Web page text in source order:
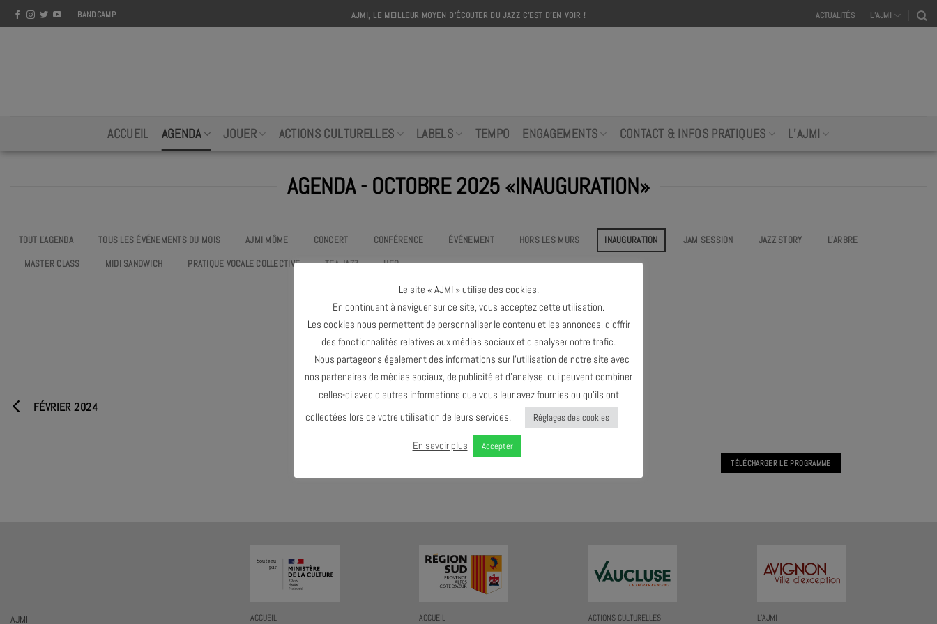
Skip
to
BANDCAMP AJMI, LE MEILLEUR MOYEN D'ÉCOUTER DU JAZZ C'EST D'EN VOIR ! ACTUALITÉS L’AJMI
ACCUEIL AGENDA JOUER ACTIONS CULTURELLES LABELS TEMPO ENGAGEMENTS CONTACT & INFOS PRATIQUES L’AJMI
AGENDA - OCTOBRE 2025 «INAUGURATION»
TOUT L'AGENDA TOUS LES ÉVÉNEMENTS DU MOIS AJMI MÔME CONCERT CONFÉRENCE ÉVÉNEMENT HORS LES MURS INAUGURATION JAM SESSION JAZZ STORY
L’ARBRE
MASTER CLASS
MIDI SANDWICH PRATIQUE VOCALE COLLECTIVE TEA JAZZ UEO
Pas d'événement«inauguration»à venir ce mois
Pas de prochain événement prévu !
FÉVRIER 2024
TÉLÉCHARGER LE PROGRAMME
AJMI ACCUEIL ACCUEIL ACTIONS CULTURELLES L’AJMI
Le site « AJMI » utilise des cookies.
En continuant à naviguer sur ce site, vous acceptez cette utilisation.
Les cookies nous permettent de personnaliser le contenu et les annonces, d’offrir
des fonctionnalités relatives aux médias sociaux et d’analyser notre trafic.
Nous partageons également des informations sur l’utilisation de notre site avec
nos partenaires de médias sociaux, de publicité et d’analyse, qui peuvent combiner
celles-ci avec d’autres informations que vous leur avez fournies ou qu’ils ont
collectées lors de votre utilisation de leurs services.
Réglages des cookies
En savoir plus Accepter